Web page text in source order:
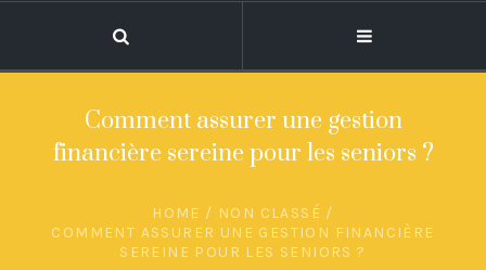
Comment assurer une gestion
financière sereine pour les seniors ?
HOME / NON CLASSÉ /
COMMENT ASSURER UNE GESTION FINANCIÈRE
SEREINE POUR LES SENIORS ?